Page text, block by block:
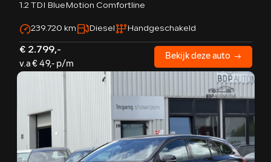
1.2 TDI BlueMotion Comfortline
239.720 km Diesel Handgeschakeld
€ 2.799,-
v.a € 49,- p/m
Bekijk deze auto